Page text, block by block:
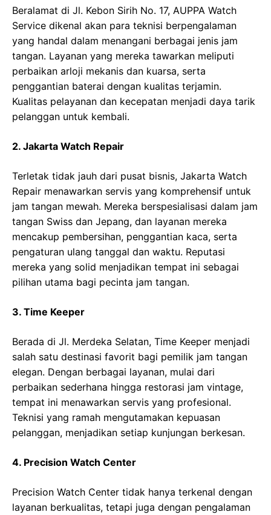
Beralamat di Jl. Kebon Sirih No. 17, AUPPA Watch
Service dikenal akan para teknisi berpengalaman
yang handal dalam menangani berbagai jenis jam
tangan. Layanan yang mereka tawarkan meliputi
perbaikan arloji mekanis dan kuarsa, serta
penggantian baterai dengan kualitas terjamin.
Kualitas pelayanan dan kecepatan menjadi daya tarik
pelanggan untuk kembali.
2. Jakarta Watch Repair
Terletak tidak jauh dari pusat bisnis, Jakarta Watch
Repair menawarkan servis yang komprehensif untuk
jam tangan mewah. Mereka berspesialisasi dalam jam
tangan Swiss dan Jepang, dan layanan mereka
mencakup pembersihan, penggantian kaca, serta
pengaturan ulang tanggal dan waktu. Reputasi
mereka yang solid menjadikan tempat ini sebagai
pilihan utama bagi pecinta jam tangan.
3. Time Keeper
Berada di Jl. Merdeka Selatan, Time Keeper menjadi
salah satu destinasi favorit bagi pemilik jam tangan
elegan. Dengan berbagai layanan, mulai dari
perbaikan sederhana hingga restorasi jam vintage,
tempat ini menawarkan servis yang profesional.
Teknisi yang ramah mengutamakan kepuasan
pelanggan, menjadikan setiap kunjungan berkesan.
4. Precision Watch Center
Precision Watch Center tidak hanya terkenal dengan
layanan berkualitas, tetapi juga dengan pengalaman